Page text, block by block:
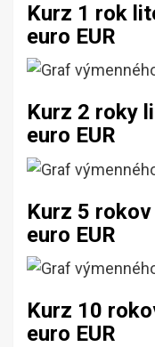
Kurz 1 rok
euro EUR
Kurz 2 roky
euro EUR
Kurz 5
euro EUR
Kurz 10
euro EUR